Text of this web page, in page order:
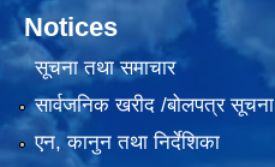
Notices
सूचना तथा समाचार
सार्वजनिक खरीद /बोलपत्र सूचना
एन, कानुन तथा निर्देशिका